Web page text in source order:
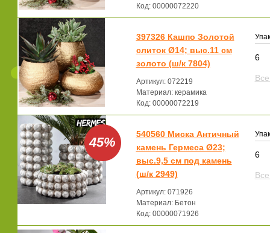
Код: 00000072220
397326 Кашпо Золотой
слиток Ø14; выс.11 см
золото (ш/к 7804)
Артикул: 072219
Материал: керамика
Код: 00000072219
6
45%
540560 Миска Античный
камень Гермеса Ø23;
выс.9,5 см под камень
(ш/к 2949)
Артикул: 071926
Материал: Бетон
Код: 00000071926
6